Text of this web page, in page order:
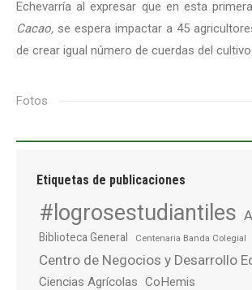
Echevarría al expresar que en esta
Cacao, se espera impactar a 45
de crear igual número de cuerdas del cultivo.
Fotos
Etiquetas de publicaciones
#logrosestudiantiles
Biblioteca General Centenaria Banda Colegial
Centro de Negocios y Desarrollo
Ciencias Agrícolas CoHemis